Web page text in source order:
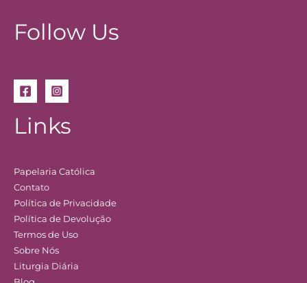
Follow Us
Links
Papelaria Católica
Contato
Política de Privacidade
Política de Devolução
Termos de Uso
Sobre Nós
Liturgia Diária